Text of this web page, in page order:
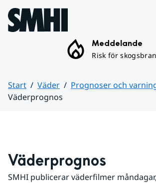
Hoppa till sidans innehåll
Meddelande
Risk för
Start Väder
Prognoser och
Väderprognos
Väderprognos
SMHI publicerar väderfilmer